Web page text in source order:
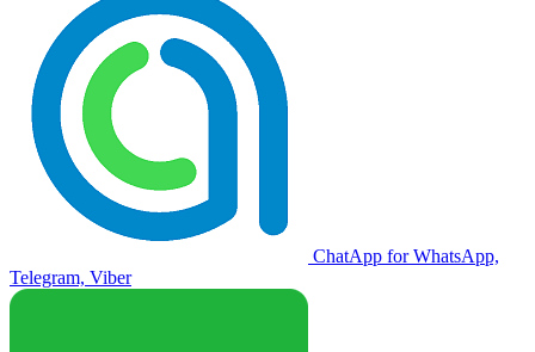
ChatApp for WhatsApp,
Telegram, Viber